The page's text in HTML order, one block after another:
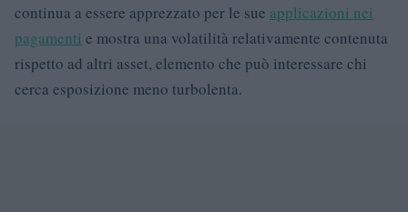
continua a essere apprezzato per le sue applicazioni nei
pagamenti e mostra una volatilità relativamente contenuta
rispetto ad altri asset, elemento che può interessare chi
cerca esposizione meno turbolenta.